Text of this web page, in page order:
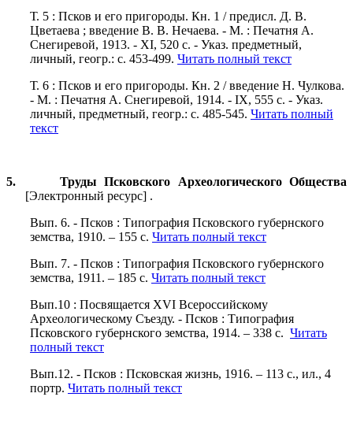
Т. 5 : Псков и его пригороды. Кн. 1 / предисл. Д. В.
Цветаева ; введение В. В. Нечаева. - М. : Печатня А.
Снегиревой, 1913. - XI, 520 с. - Указ. предметный,
личный, геогр.: с. 453-499. Читать полный текст
Т. 6 : Псков и его пригороды. Кн. 2 / введение Н. Чулкова.
- М. : Печатня А. Снегиревой, 1914. - IX, 555 с. - Указ.
личный, предметный, геогр.: с. 485-545. Читать полный
текст
5. Труды Псковского Археологического Общества
[Электронный ресурс] .
Вып. 6. - Псков : Типография Псковского губернского
земства, 1910. – 155 с. Читать полный текст
Вып. 7. - Псков : Типография Псковского губернского
земства, 1911. – 185 с. Читать полный текст
Вып.10 : Посвящается XVI Всероссийскому
Археологическому Съезду. - Псков : Типография
Псковского губернского земства, 1914. – 338 с. Читать
полный текст
Вып.12. - Псков : Псковская жизнь, 1916. – 113 с., ил., 4
портр. Читать полный текст